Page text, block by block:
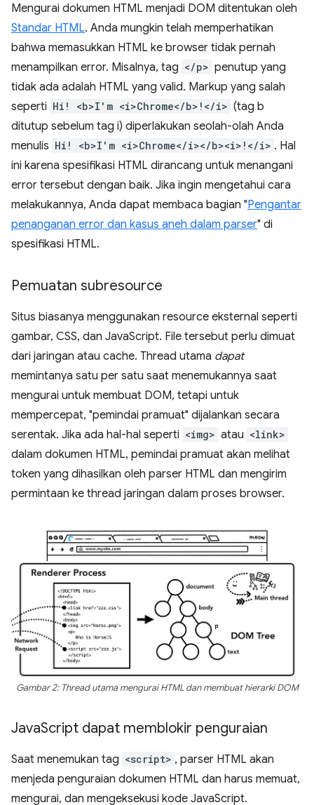
Mengurai dokumen HTML menjadi DOM ditentukan oleh
Standar HTML. Anda mungkin telah memperhatikan
bahwa memasukkan HTML ke browser tidak pernah
menampilkan error. Misalnya, tag </p> penutup yang
tidak ada adalah HTML yang valid. Markup yang salah
seperti Hi! <b>I'm <i>Chrome</b>!</i> (tag b
ditutup sebelum tag i) diperlakukan seolah-olah Anda
menulis Hi! <b>I'm <i>Chrome</i></b><i>!</i> . Hal
ini karena spesifikasi HTML dirancang untuk menangani
error tersebut dengan baik. Jika ingin mengetahui cara
melakukannya, Anda dapat membaca bagian "Pengantar
penanganan error dan kasus aneh dalam parser" di
spesifikasi HTML.
Pemuatan subresource
Situs biasanya menggunakan resource eksternal seperti
gambar, CSS, dan JavaScript. File tersebut perlu dimuat
dari jaringan atau cache. Thread utama dapat
memintanya satu per satu saat menemukannya saat
mengurai untuk membuat DOM, tetapi untuk
mempercepat, "pemindai pramuat" dijalankan secara
serentak. Jika ada hal-hal seperti <img> atau <link>
dalam dokumen HTML, pemindai pramuat akan melihat
token yang dihasilkan oleh parser HTML dan mengirim
permintaan ke thread jaringan dalam proses browser.
Gambar 2: Thread utama mengurai HTML dan membuat hierarki DOM
JavaScript dapat memblokir penguraian
Saat menemukan tag <script> , parser HTML akan
menjeda penguraian dokumen HTML dan harus memuat,
mengurai, dan mengeksekusi kode JavaScript.